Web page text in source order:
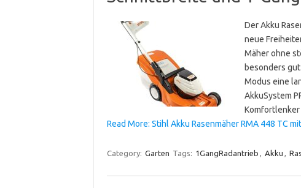
Der Akku
neue
Mäher ohne
besonders
Modus eine
AkkuSystem
Read More: Stihl Akku Rasenmäher RMA 448 TC
Category: Garten Tags: 1GangRadantrieb , Akku ,